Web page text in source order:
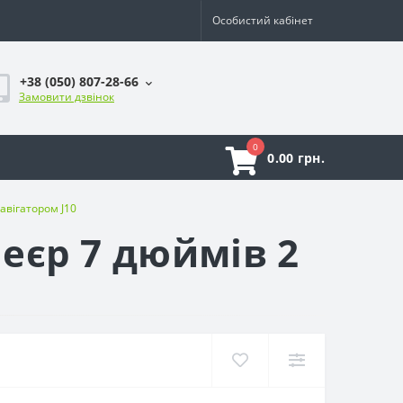
Особистий кабінет
+38 (050) 807-28-66
Замовити дзвінок
0
0.00 грн.
J10
7 дюймів 2